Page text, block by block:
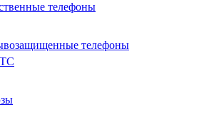
телефоны
телефоны